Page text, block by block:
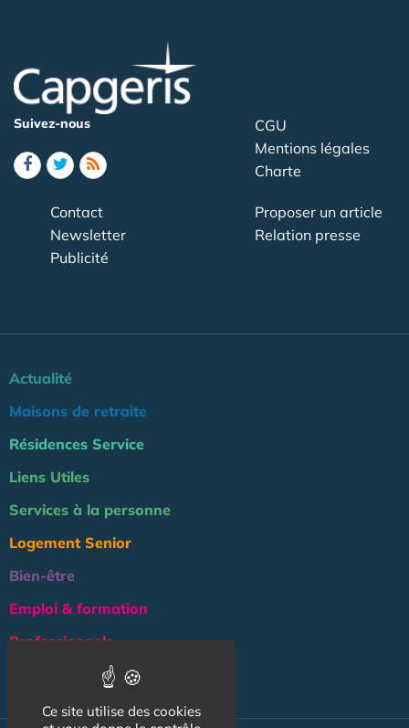
Suivez-nous
CGU
Mentions légales
Charte
Contact
Newsletter
Publicité
Proposer un article
Relation presse
Actualité
Maisons de retraite
Résidences Service
Liens Utiles
Services à la personne
Logement Senior
Bien-être
Emploi & formation
Professionnels
NOS AUTRES SITES :
Ce site utilise des cookies